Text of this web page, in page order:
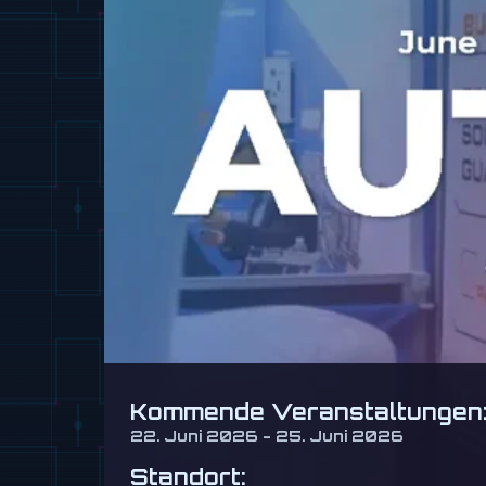
Kommende
22. Juni 2026 - 25. Juni 2026
Standort: